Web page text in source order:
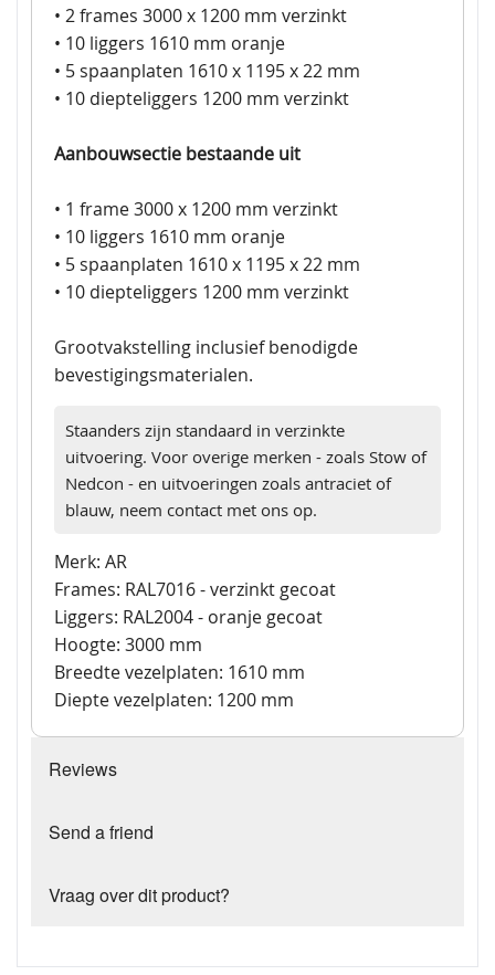
• 2 frames 3000 x 1200 mm verzinkt
• 10 liggers 1610 mm oranje
• 5 spaanplaten 1610 x 1195 x 22 mm
• 10 diepteliggers 1200 mm verzinkt
Aanbouwsectie bestaande uit
• 1 frame 3000 x 1200 mm verzinkt
• 10 liggers 1610 mm oranje
• 5 spaanplaten 1610 x 1195 x 22 mm
• 10 diepteliggers 1200 mm verzinkt
Grootvakstelling inclusief benodigde
bevestigingsmaterialen.
Staanders zijn standaard in verzinkte
uitvoering. Voor overige merken - zoals Stow of
Nedcon - en uitvoeringen zoals antraciet of
blauw, neem contact met ons op.
Merk: AR
Frames: RAL7016 - verzinkt gecoat
Liggers: RAL2004 - oranje gecoat
Hoogte: 3000 mm
Breedte vezelplaten: 1610 mm
Diepte vezelplaten: 1200 mm
Reviews
Send a friend
Vraag over dit product?